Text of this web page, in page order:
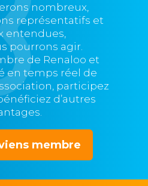
nombreux,
représentatifs et
entendues,
pourrons agir.
de Renaloo et
en temps réel de
participez
d’autres
membre